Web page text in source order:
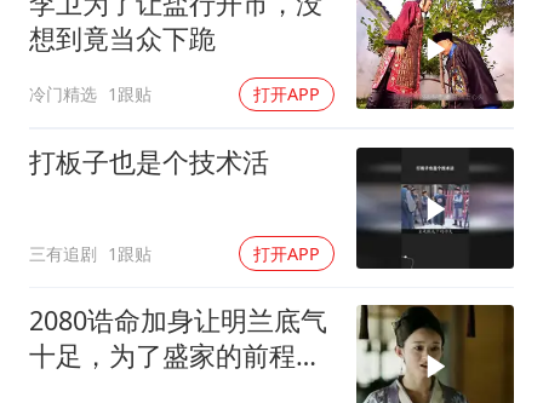
想到竟当众下跪
冷门精选 1跟贴 打开APP
打板子也是个技术活
三有追剧 1跟贴 打开APP
2080诰命加身让明兰底气
十足，为了盛家的前程盛